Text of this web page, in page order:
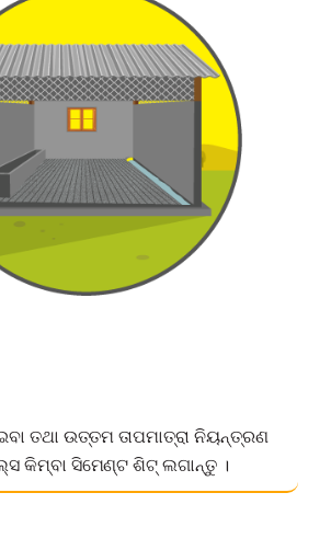
ତଥା ଉତ୍ତମ ତାପମାତ୍ରା ନିୟନ୍ତ୍ରଣ
କିମ୍ବା ସିମେଣ୍ଟ ଶିଟ୍ ଲଗାନ୍ତୁ ।